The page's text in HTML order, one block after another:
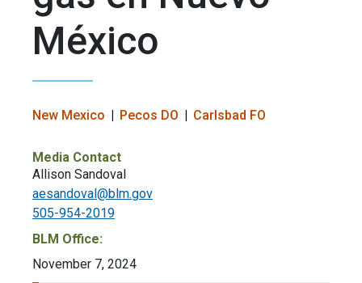
México
New Mexico Pecos DO Carlsbad FO
Media Contact
Allison Sandoval
aesandoval@blm.gov
505-954-2019
BLM Office:
November 7, 2024